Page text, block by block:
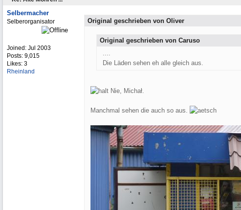
Selbermacher
Selberorganisator
Joined: Jul 2003
Posts: 9,015
Likes: 3
Rheinland
Original geschrieben von Oliver
Original geschrieben von Caruso
....
Die Läden sehen eh alle gleich aus.
Nie, Michał.
Manchmal sehen die auch so aus.